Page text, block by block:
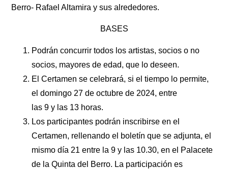
Berro- Rafael Altamira y sus alrededores.
BASES
Podrán concurrir todos los artistas, socios o no
socios, mayores de edad, que lo deseen.
El Certamen se celebrará, si el tiempo lo permite,
el domingo 27 de octubre de 2024, entre
las 9 y las 13 horas.
Los participantes podrán inscribirse en el
Certamen, rellenando el boletín que se adjunta, el
mismo día 21 entre la 9 y las 10.30, en el Palacete
de la Quinta del Berro. La participación es